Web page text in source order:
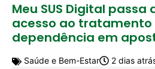
Meu SUS Digital passa
acesso ao tratamento
dependência em
Saúde e Bem-Estar 2 dias